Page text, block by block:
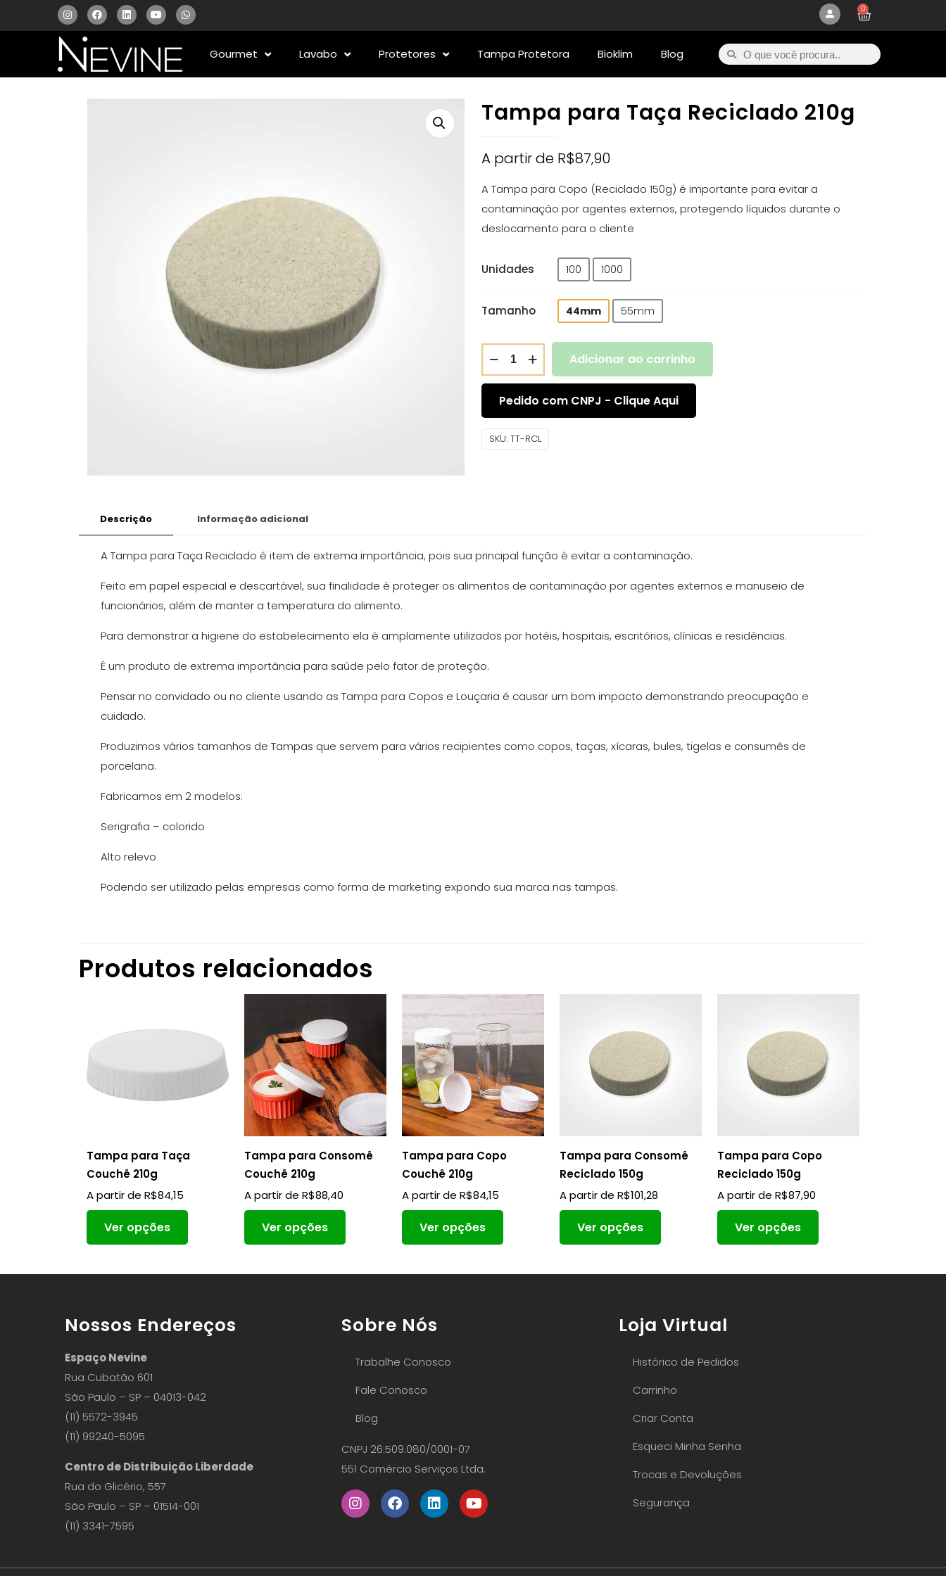
0
Gourmet Lavabo Protetores Tampa Protetora Bioklim Blog
Tampa para Taça Reciclado 210g
A partir de R$87,90
A Tampa para Copo (Reciclado 150g) é importante para evitar a
contaminação por agentes externos, protegendo líquidos durante o
deslocamento para o cliente
Unidades 100 1000
Tamanho 44mm 55mm
Adicionar ao carrinho
Pedido com CNPJ - Clique Aqui
SKU: TT-RCL
Descrição Informação adicional
A Tampa para Taça Reciclado é item de extrema importância, pois sua principal função é evitar a contaminação.
Feito em papel especial e descartável, sua finalidade é proteger os alimentos de contaminação por agentes externos e manuseio de
funcionários, além de manter a temperatura do alimento.
Para demonstrar a higiene do estabelecimento ela é amplamente utilizados por hotéis, hospitais, escritórios, clínicas e residências.
É um produto de extrema importância para saúde pelo fator de proteção.
Pensar no convidado ou no cliente usando as Tampa para Copos e Louçaria é causar um bom impacto demonstrando preocupação e
cuidado.
Produzimos vários tamanhos de Tampas que servem para vários recipientes como copos, taças, xícaras, bules, tigelas e consumês de
porcelana.
Fabricamos em 2 modelos:
Serigrafia – colorido
Alto relevo
Podendo ser utilizado pelas empresas como forma de marketing expondo sua marca nas tampas.
Produtos relacionados
Tampa para Taça
Couchê 210g
A partir deR$84,15
Ver opções
Tampa para Consomê
Couchê 210g
A partir deR$88,40
Ver opções
Tampa para Copo
Couchê 210g
A partir deR$84,15
Ver opções
Tampa para Consomê
Reciclado 150g
A partir deR$101,28
Ver opções
Tampa para Copo
Reciclado 150g
A partir deR$87,90
Ver opções
Nossos Endereços
Espaço Nevine
Rua Cubatão 601
São Paulo – SP – 04013-042
(11) 5572-3945
(11) 99240-5095
Centro de Distribuição Liberdade
Rua do Glicério, 557
São Paulo – SP – 01514-001
(11) 3341-7595
Sobre Nós
Trabalhe Conosco
Fale Conosco
Blog
CNPJ 26.509.080/0001-07
551 Comércio Serviços Ltda.
Loja Virtual
Histórico de Pedidos
Carrinho
Criar Conta
Esqueci Minha Senha
Trocas e Devoluções
Segurança